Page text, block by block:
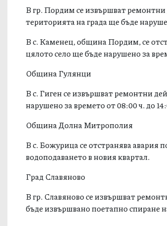
В гр. Пордим се извършват
територията на града ще бъде
В с. Каменец, община Пордим, се
цялото село ще бъде нарушено за
Община Гулянци
В с. Гиген се извършват ремонтни
нарушено за времето от 08:00 ч. до
Община Долна Митрополия
В с. Божурица се отстранява авария
водоподаването в новия квартал.
Град Славяново
В гр. Славяново се извършват
бъде извършвано поетапно спиране